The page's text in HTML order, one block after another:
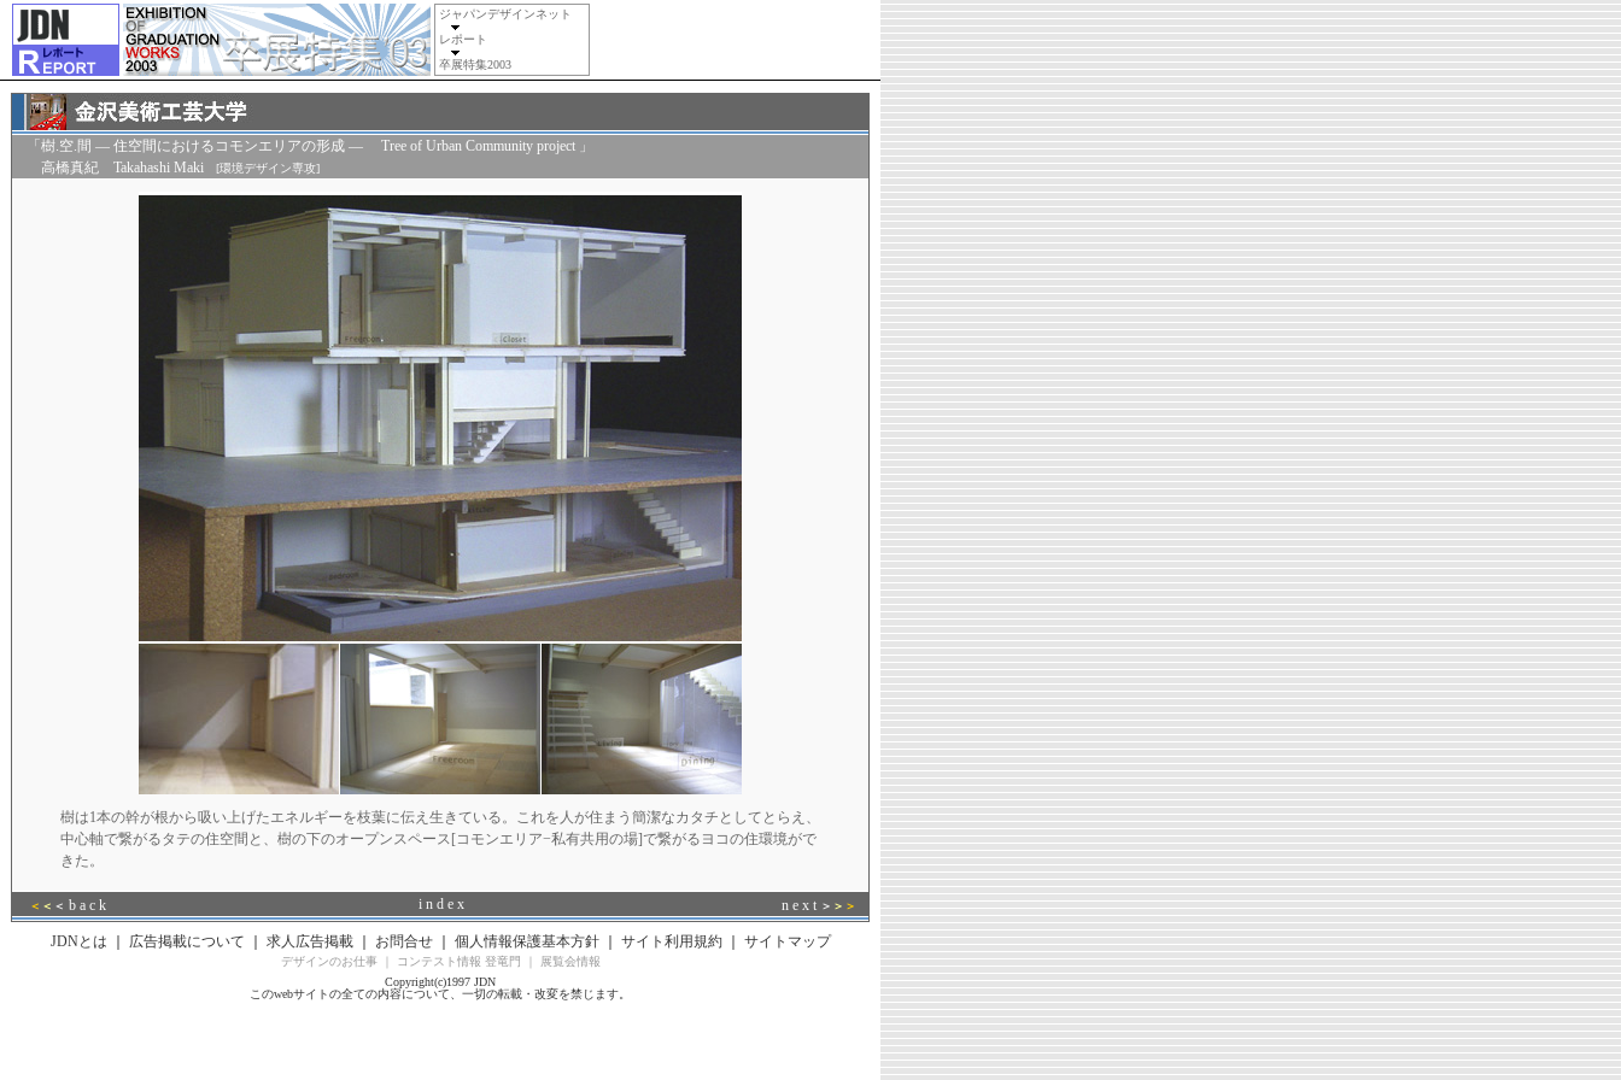
ジャパンデザインネット
レポート
卒展特集2003
「樹.空.間 — 住空間におけるコモンエリアの形成 — Tree of Urban Community project 」
高橋真紀 Takahashi Maki [環境デザイン専攻]
樹は1本の幹が根から吸い上げたエネルギーを枝葉に伝え生きている。これを人が住まう簡潔なカタチとしてとらえ、
中心軸で繋がるタテの住空間と、樹の下のオープンスペース[コモンエリア−私有共用の場]で繋がるヨコの住環境がで
きた。
＜ ＜ ＜ b a c k i n d e x n e x t ＞ ＞ ＞
JDNとは 広告掲載について 求人広告掲載｜ お問合せ｜ 個人情報保護基本方針｜ サイト利用規約｜ サイトマップ
デザインのお仕事｜ コンテスト情報 登竜門
展覧会情報
Copyright(c)1997 JDN
このwebサイトの全ての内容について、一切の転載・改変を禁じます。